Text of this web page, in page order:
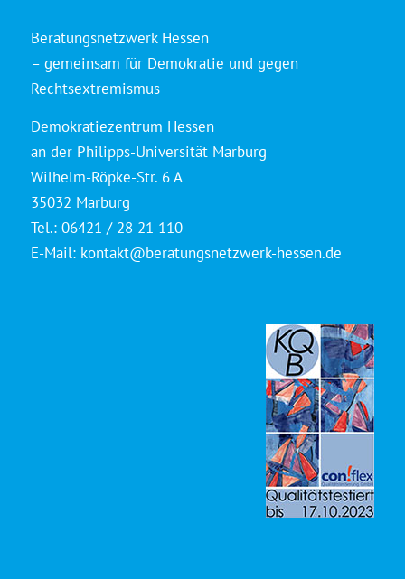
Beratungsnetzwerk Hessen
– gemeinsam für Demokratie und gegen
Rechtsextremismus
Demokratiezentrum Hessen
an der Philipps-Universität Marburg
Wilhelm-Röpke-Str. 6 A
35032 Marburg
Tel.: 06421 / 28 21 110
E-Mail: kontakt@beratungsnetzwerk-hessen.de